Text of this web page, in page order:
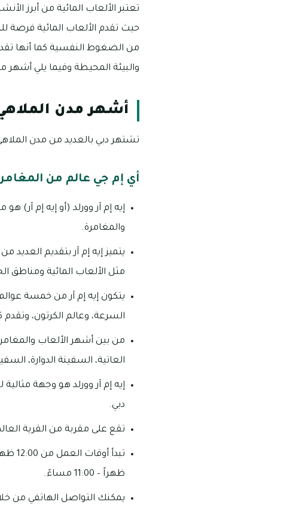
تعتبر الألعاب المائية من أبرز
حيث تقدم الألعاب المائية فرصة
من الضغوط النفسية كما أنها تقدم
والبيئة المحيطة وفيما يلي أشهر
أشهر مدن
تشتهر دبي بالعديد من مدن الملاهي
أي إم جي عالم من
إيه إم آر وورلد (أو إيه إم آر)
والمغامرة.
مثل الألعاب المائية ومناطق
يتكون إيه إم آر من خمسة
السرعة، وعالم الكرتون،
من بين أشهر الألعاب
العاتية، السفينة الدوارة،
إيه إم آر وورلد هو وجهة
دبي.
تقع على مقربة من القرية
ظهراً – 11:00 مساءً.
يمكنك التواصل الهاتفي من خلال الاتصال على: